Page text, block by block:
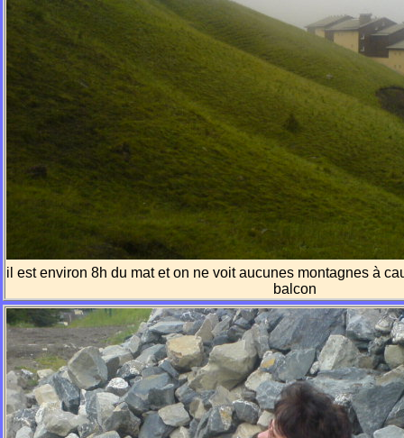
il est environ 8h du mat et on ne voit aucunes montagnes à
balcon